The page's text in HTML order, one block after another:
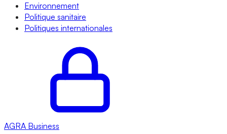
Environnement
Politique sanitaire
Politiques internationales
AGRA Business